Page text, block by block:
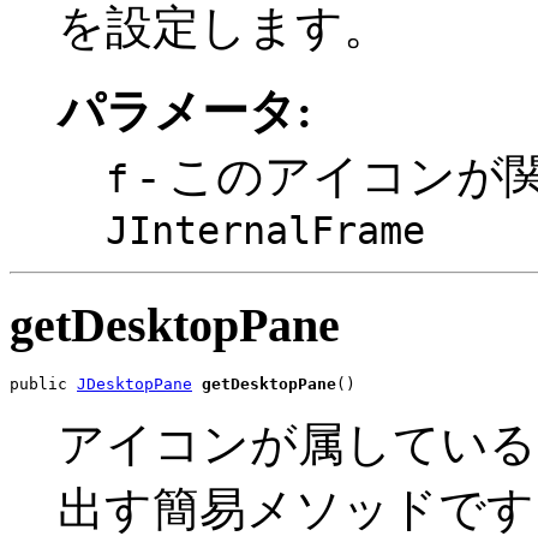
を設定します。
パラメータ:
f - このアイコンが
JInternalFrame
getDesktopPane
public JDesktopPane getDesktopPane()
アイコンが属してい
出す簡易メソッドで